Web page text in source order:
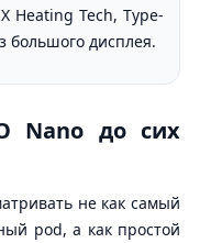
Heating Tech, Type-
большого дисплея.
Nano до сих
не как самый
pod, а как простой